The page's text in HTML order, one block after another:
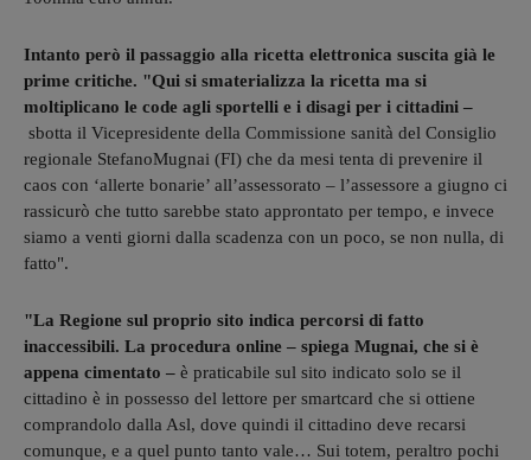
Intanto però il passaggio alla ricetta elettronica suscita già le
prime critiche. "Qui si smaterializza la ricetta ma si
moltiplicano le code agli sportelli e i disagi per i cittadini –
sbotta il Vicepresidente della Commissione sanità del Consiglio
regionale StefanoMugnai (FI) che da mesi tenta di prevenire il
caos con ‘allerte bonarie’ all’assessorato – l’assessore a giugno ci
rassicurò che tutto sarebbe stato approntato per tempo, e invece
siamo a venti giorni dalla scadenza con un poco, se non nulla, di
fatto".
"La Regione sul proprio sito indica percorsi di fatto
inaccessibili. La procedura online – spiega Mugnai, che si è
appena cimentato – è praticabile sul sito indicato solo se il
cittadino è in possesso del lettore per smartcard che si ottiene
comprandolo dalla Asl, dove quindi il cittadino deve recarsi
comunque, e a quel punto tanto vale… Sui totem, peraltro pochi